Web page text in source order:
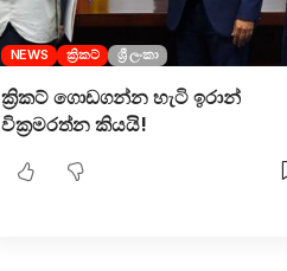
NEWS ක්‍රිකට් ශ්‍රී ලංකා
ක්‍රිකට් ගොඩගන්න හැටි ඉරාන්
වික්‍රමරත්න කියයි!